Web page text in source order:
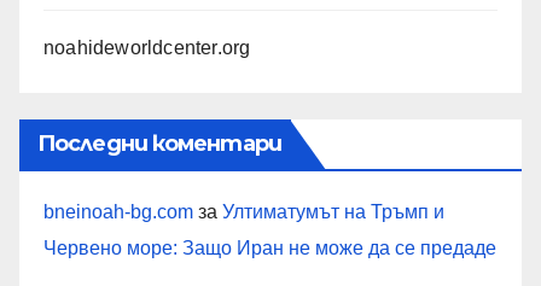
noahideworldcenter.org
Последни коментари
bneinoah-bg.com за Ултиматумът на Тръмп и
Червено море: Защо Иран не може да се предаде